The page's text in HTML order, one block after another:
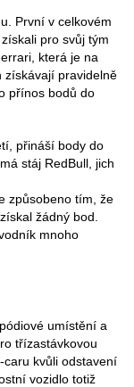
První v celkovém
pro svůj tým
která je na
získávají pravidelně
přínos bodů do
přináší body do
stáj RedBull, jich
způsobeno tím, že
žádný bod.
mnoho
umístění a
třízastávkovou
caru kvůli odstavení
vozidlo totiž